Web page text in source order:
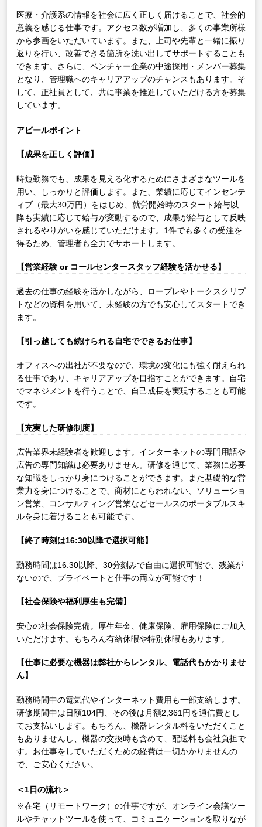
医療・介護系の情報を社会に広く正しく届けることで、社会的
意義を感じる仕事です。アクセス数が増加し、多くの事業所様
から参画をいただいています。また、上司や先輩と一緒に振り
返りを行い、改善できる箇所を洗い出してサポートすることも
できます。さらに、ベンチャー企業の中途採用・メンバー募集
となり、管理職へのキャリアアップのチャンスもあります。そ
して、正社員として、共に事業を推進していただける方を募集
しています。
アピールポイント
【成果を正しく評価】
時短勤務でも、成果を見える化するためにさまざまなツールを
用い、しっかりと評価します。また、業績に応じてインセンテ
ィブ（最大30万円）をはじめ、就労開始時のスタート給与以
降も実績に応じて給与が変動するので、成果が給与として反映
されるやりがいを感じていただけます。1件でも多くの受注を
得るため、管理者も全力でサポートします。
【営業経験 or コールセンタースタッフ経験を活かせる】
過去の仕事の経験を活かしながら、ロープレやトークスクリプ
トなどの資料を用いて、未経験の方でも安心してスタートでき
ます。
【引っ越しても続けられる自宅でできるお仕事】
オフィスへの出社が不要なので、環境の変化にも強く耐えられ
る仕事であり、キャリアアップを目指すことができます。自宅
でマネジメントを行うことで、自己成長を実現することも可能
です。
【充実した研修制度】
広告業界未経験者を歓迎します。インターネットの専門用語や
広告の専門知識は必要ありません。研修を通じて、業務に必要
な知識をしっかり身につけることができます。また基礎的な営
業力を身につけることで、商材にとらわれない、ソリューショ
ン営業、コンサルティング営業などセールスのポータブルスキ
ルを身に着けることも可能です。
【終了時刻は16:30以降で選択可能】
勤務時間は16:30以降、30分刻みで自由に選択可能で、残業が
ないので、プライベートと仕事の両立が可能です！
【社会保険や福利厚生も完備】
安心の社会保険完備。厚生年金、健康保険、雇用保険にご加入
いただけます。もちろん有給休暇や特別休暇もあります。
【仕事に必要な機器は弊社からレンタル、電話代もかかりませ
ん】
勤務時間中の電気代やインターネット費用も一部支給します。
研修期間中は日額104円、その後は月額2,361円を通信費とし
てお支払いします。もちろん、機器レンタル料をいただくこと
もありませんし、機器の交換時も含めて、配送料も会社負担で
す。お仕事をしていただくための経費は一切かかりませんの
で、ご安心ください。
＜1日の流れ＞
※在宅（リモートワーク）の仕事ですが、オンライン会議ツー
ルやチャットツールを使って、コミュニケーションを取りなが